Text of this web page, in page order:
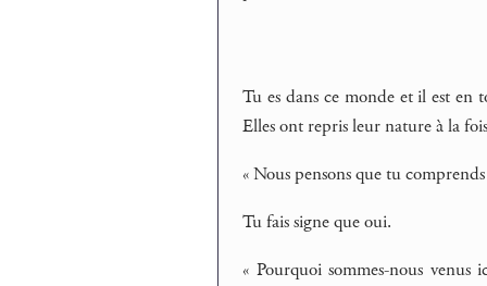
Tu es dans ce monde et il est en
Elles ont repris leur nature à la
« Nous pensons que tu
Tu fais signe que oui.
« Pourquoi sommes-nous